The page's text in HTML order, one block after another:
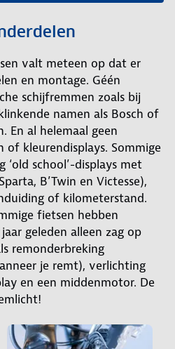
valt meteen op dat er
en montage. Géén
schijfremmen zoals bij
namen als Bosch of
En al helemaal geen
of kleurendisplays. Sommige
school’-displays met
B’Twin en Victesse),
of kilometerstand.
fietsen hebben
geleden alleen zag op
remonderbreking
je remt), verlichting
en een middenmotor. De